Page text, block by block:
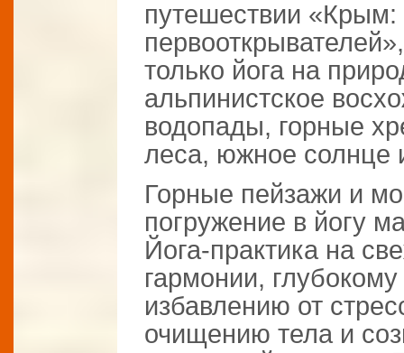
путешествии «Крым:
только йога на
альпинистское
водопады, горные
леса, южное солнце
Горные пейзажи и
погружение в йогу
Йога-практика на
гармонии,
избавлению от
очищению тела и